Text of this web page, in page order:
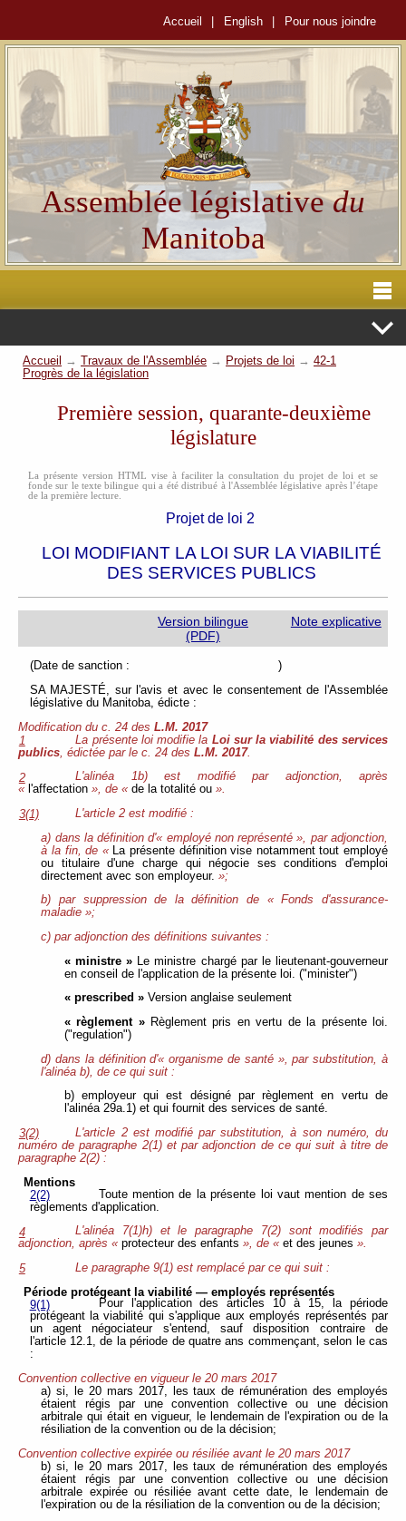
Accueil English Pour nous joindre
Assemblée législativedu
Manitoba
Accueil → Travaux de l'Assemblée → Projets de loi → 42-1
Progrès de la législation
Première session, quarante-deuxième
législature
La présente version HTML vise à faciliter la consultation du projet de loi et se
fonde sur le texte bilingue qui a été distribué à l'Assemblée législative après l’étape
de la première lecture.
Projet de loi 2
LOI MODIFIANT LA LOI SUR LA VIABILITÉ
DES SERVICES PUBLICS
Version bilingue
(PDF)
Note explicative
(Date de sanction : )
SA MAJESTÉ, sur l'avis et avec le consentement de l'Assemblée
législative du Manitoba, édicte :
Modification du c. 24 des L.M. 2017
1
La présente loi modifie la Loi sur la viabilité des services
publics , édictée par le c. 24 des L.M. 2017.
2
L'alinéa 1b) est modifié par adjonction, après
« l'affectation », de « de la totalité ou ».
3(1)
L'article 2 est modifié :
a) dans la définition d'« employé non représenté », par adjonction,
à la fin, de « La présente définition vise notamment tout employé
ou titulaire d'une charge qui négocie ses conditions d'emploi
directement avec son employeur. »;
b) par suppression de la définition de « Fonds d'assurance-
maladie »;
c) par adjonction des définitions suivantes :
« ministre »
Le ministre chargé par le lieutenant-gouverneur
en conseil de l'application de la présente loi. ("minister")
« prescribed »Version anglaise seulement
« règlement »Règlement pris en vertu de la présente loi.
("regulation")
d) dans la définition d'« organisme de santé », par substitution, à
l'alinéa b), de ce qui suit :
b) employeur qui est désigné par règlement en vertu de
l'alinéa 29a.1) et qui fournit des services de santé.
3(2)
L'article 2 est modifié par substitution, à son numéro, du
numéro de paragraphe 2(1) et par adjonction de ce qui suit à titre de
paragraphe 2(2) :
Mentions
2(2)
Toute mention de la présente loi vaut mention de ses
règlements d'application.
4
L'alinéa 7(1)h) et le paragraphe 7(2) sont modifiés par
adjonction, après « protecteur des enfants », de « et des jeunes ».
5
Le paragraphe 9(1) est remplacé par ce qui suit :
Période protégeant la viabilité — employés représentés
9(1)
Pour l'application des articles 10 à 15, la période
protégeant la viabilité qui s'applique aux employés représentés par
un agent négociateur s'entend, sauf disposition contraire de
l'article 12.1, de la période de quatre ans commençant, selon le cas
:
Convention collective en vigueur le 20 mars 2017
a) si, le 20 mars 2017, les taux de rémunération des employés
étaient régis par une convention collective ou une décision
arbitrale qui était en vigueur, le lendemain de l'expiration ou de la
résiliation de la convention ou de la décision;
Convention collective expirée ou résiliée avant le 20 mars 2017
b) si, le 20 mars 2017, les taux de rémunération des employés
étaient régis par une convention collective ou une décision
arbitrale expirée ou résiliée avant cette date, le lendemain de
l'expiration ou de la résiliation de la convention ou de la décision;